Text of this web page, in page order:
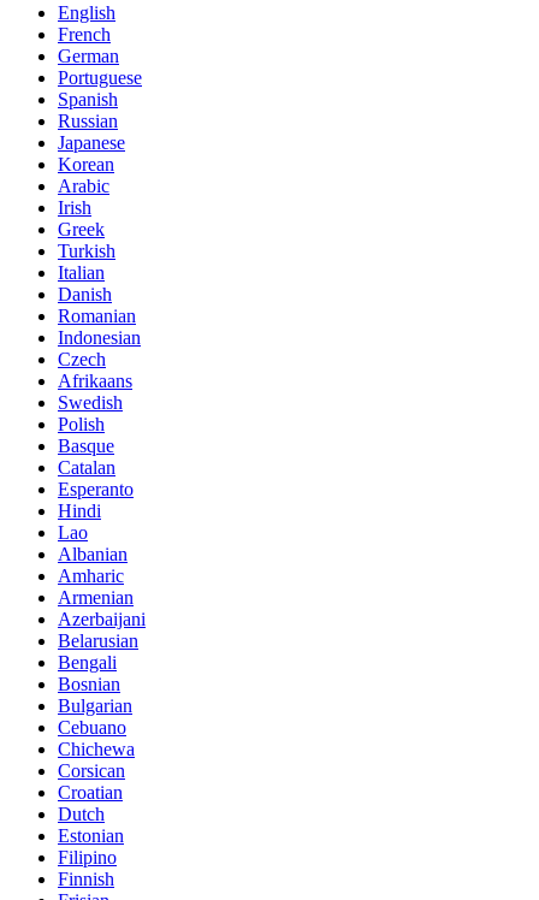
English
French
German
Portuguese
Spanish
Russian
Japanese
Korean
Arabic
Irish
Greek
Turkish
Italian
Danish
Romanian
Indonesian
Czech
Afrikaans
Swedish
Polish
Basque
Catalan
Esperanto
Hindi
Lao
Albanian
Amharic
Armenian
Azerbaijani
Belarusian
Bengali
Bosnian
Bulgarian
Cebuano
Chichewa
Corsican
Croatian
Dutch
Estonian
Filipino
Finnish